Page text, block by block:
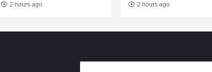
2 hours ago 2 hours ago